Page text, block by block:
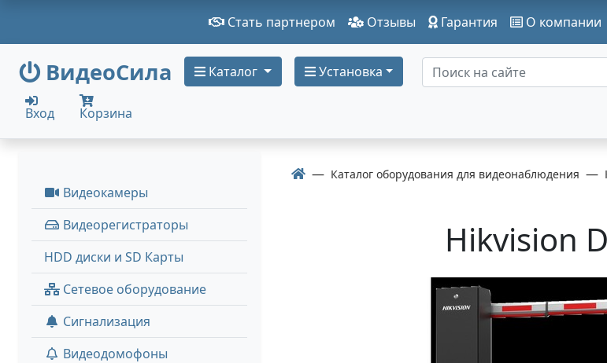
Стать партнером Отзывы Гарантия О компании
ВидеоСила Каталог Установка
Вход Корзина
Видеокамеры
Видеорегистраторы
HDD диски и SD Карты
Сетевое оборудование
Сигнализация
Видеодомофоны
Каталог оборудования для видеонаблюдения
Hikvision